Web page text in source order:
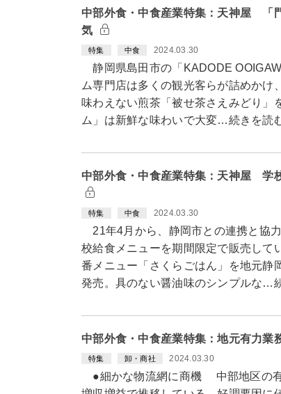
中部外食・中食産業特集：天神屋 「
気
特集 中食 2024.03.30
静岡県島田市の「KADODE
ム専門店は多くの観光客らが詰めか
味わえない煎茶「被せ茶さえみどり」
ム」は新鮮な味わいで大変…続きを読
中部外食・中食産業特集：天神屋 学
特集 中食 2024.03.30
21年4月から、静岡市との連携と協
校給食メニューを期間限定で販売して
番メニュー「さくらごはん」を地元静
発売。具のない醤油味のシンプルな…
中部外食・中食産業特集：地元有力
特集 卸・商社 2024.03.30
●細かな物流網に商機 中部地区の有